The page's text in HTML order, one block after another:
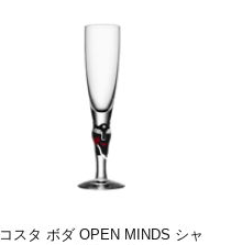
コスタ ボダ OPEN MINDS シャ